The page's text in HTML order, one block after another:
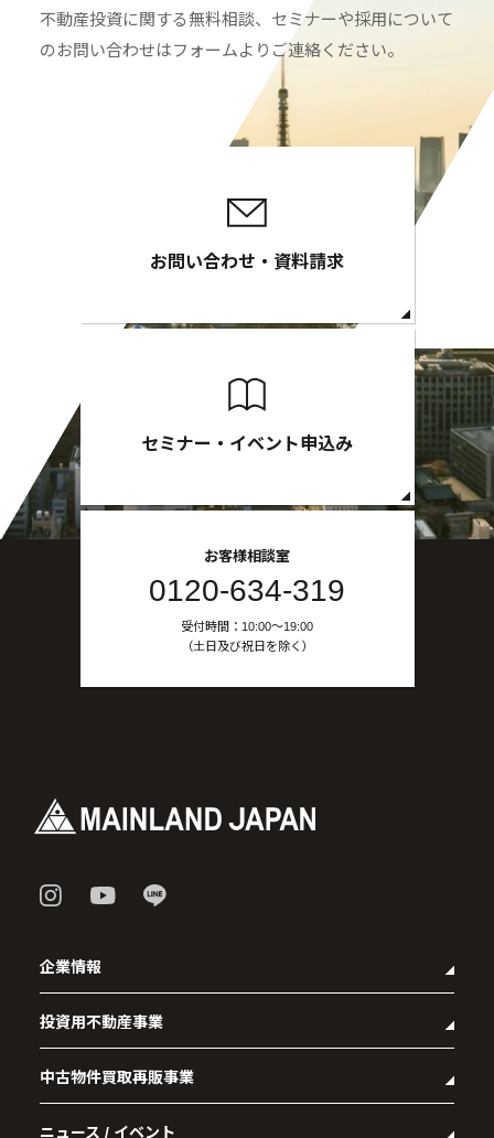
不動産投資に関する無料相談、セミナーや採用について
のお問い合わせはフォームよりご連絡ください。
お問い合わせ・資料請求
セミナー・イベント申込み
お客様相談室
0120-634-319
受付時間：10:00〜19:00
（土日及び祝日を除く）
企業情報
- 企業理念
- 代表メッセージ
- 会社概要
- アクセス
投資用不動産事業
- マンション経営をお考えの方へ
- メインランドグループの強み
- オーナーズデータ
中古物件買取再販事業
- RE:MAIN
ニュース / イベント